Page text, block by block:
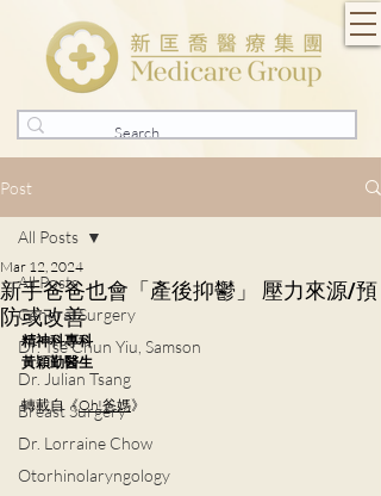
Post
All Posts
General Surgery
Dr. Tse Chun Yiu, Samson
Dr. Julian Tsang
Breast Surgery
Dr. Lorraine Chow
Otorhinolaryngology
All Posts
新手爸爸也會「產後抑鬱」 壓力來源/預
防或改善
Mar 12, 2024
精神科專科
黃穎勤醫生
轉載自《Oh!爸媽》